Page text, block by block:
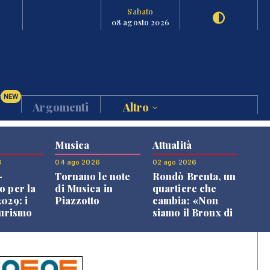
Sabato
08 agosto 2026
NEW
Argomenti Altro
per la
i
Musica
04 ago 2026
Tornano le note
di Musica in
Piazzotto
Attualità
02 ago 2026
Rondò Brenta, un
quartiere che
cambia: «Non
siamo il Bronx di